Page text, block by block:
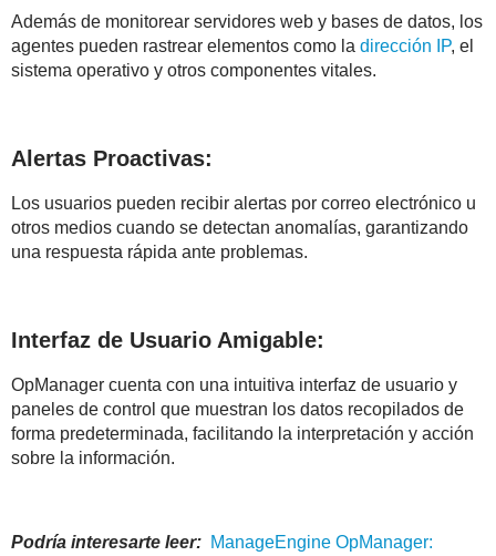
Además de monitorear servidores web y bases de datos, los
agentes pueden rastrear elementos como la dirección IP, el
sistema operativo y otros componentes vitales.
Alertas Proactivas:
Los usuarios pueden recibir alertas por correo electrónico u
otros medios cuando se detectan anomalías, garantizando
una respuesta rápida ante problemas.
Interfaz de Usuario Amigable:
OpManager cuenta con una intuitiva interfaz de usuario y
paneles de control que muestran los datos recopilados de
forma predeterminada, facilitando la interpretación y acción
sobre la información.
Podría interesarte leer: ManageEngine OpManager: